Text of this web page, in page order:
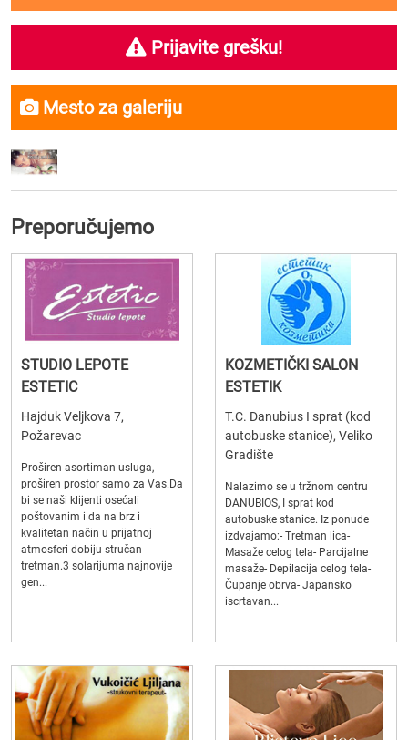
Prijavite grešku!
Mesto za galeriju
Preporučujemo
STUDIO LEPOTE
ESTETIC
Hajduk Veljkova 7,
Požarevac
Proširen asortiman usluga,
proširen prostor samo za Vas.Da
bi se naši klijenti osećali
poštovanim i da na brz i
kvalitetan način u prijatnoj
atmosferi dobiju stručan
tretman.3 solarijuma najnovije
gen...
KOZMETIČKI SALON
ESTETIK
T.C. Danubius I sprat (kod
autobuske stanice), Veliko
Gradište
Nalazimo se u tržnom centru
DANUBIOS, I sprat kod
autobuske stanice. Iz ponude
izdvajamo:- Tretman lica-
Masaže celog tela- Parcijalne
masaže- Depilacija celog tela-
Čupanje obrva- Japansko
iscrtavan...